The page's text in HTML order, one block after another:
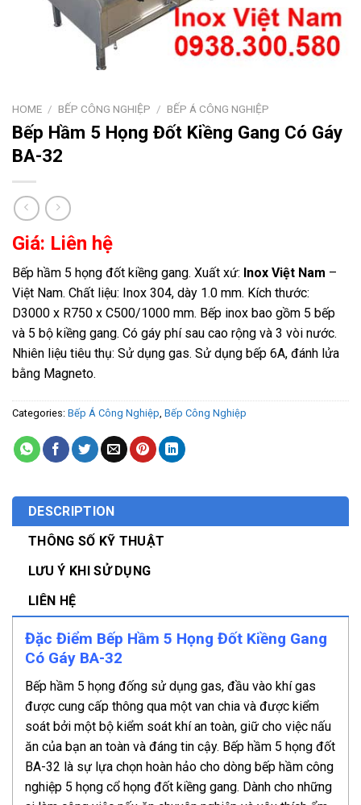
HOME / BẾP CÔNG NGHIỆP / BẾP Á CÔNG NGHIỆP
Bếp Hầm 5 Họng Đốt Kiềng Gang Có Gáy
BA-32
Giá: Liên hệ
Bếp hầm 5 họng đốt kiềng gang. Xuất xứ: Inox Việt Nam –
Việt Nam. Chất liệu: Inox 304, dày 1.0 mm. Kích thước:
D3000 x R750 x C500/1000 mm. Bếp inox bao gồm 5 bếp
và 5 bộ kiềng gang. Có gáy phí sau cao rộng và 3 vòi nước.
Nhiên liệu tiêu thụ: Sử dụng gas. Sử dụng bếp 6A, đánh lửa
bằng Magneto.
Categories: Bếp Á Công Nghiệp, Bếp Công Nghiệp
DESCRIPTION
THÔNG SỐ KỸ THUẬT
LƯU Ý KHI SỬ DỤNG
LIÊN HỆ
Đặc Điểm Bếp Hầm 5 Họng Đốt Kiềng Gang
Có Gáy BA-32
Bếp hầm 5 họng đống sử dụng gas, đầu vào khí gas
được cung cấp thông qua một van chia và được kiểm
soát bởi một bộ kiểm soát khí an toàn, giữ cho việc nấu
ăn của bạn an toàn và đáng tin cậy. Bếp hầm 5 họng đốt
BA-32 là sự lựa chọn hoàn hảo cho dòng bếp hầm công
nghiệp 5 họng cổ họng đốt kiềng gang. Dành cho những